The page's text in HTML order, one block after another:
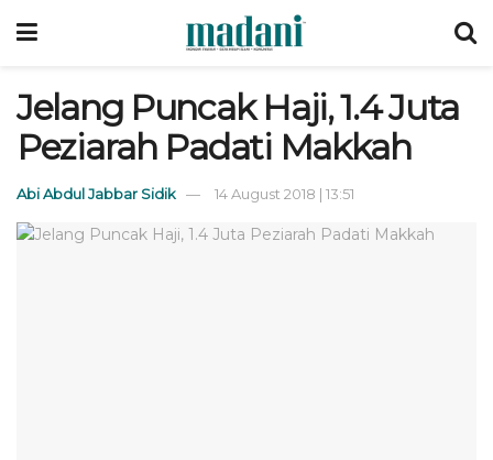
Jelang Puncak Haji, 1.4 Juta
Peziarah Padati Makkah
Abi Abdul Jabbar Sidik 14 August 2018 | 13:51